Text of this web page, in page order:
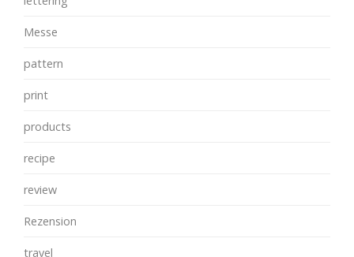
Messe
pattern
print
products
recipe
review
Rezension
travel